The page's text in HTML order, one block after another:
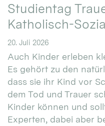
Studientag
Katholisch-
20. Juli 2026
Auch Kinder erleben
Es gehört zu den
dass sie ihr Kind vor
dem Tod und Trauer
Kinder können und
Experten, dabei aber